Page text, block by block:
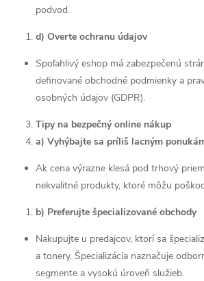
podvod.
d) Overte ochranu údajov
Spoľahlivý eshop má zabezpečenú
definované obchodné podmienky a
osobných údajov (GDPR).
Tipy na bezpečný online nákup
a) Vyhýbajte sa príliš lacným
Ak cena výrazne klesá pod trhový
nekvalitné produkty, ktoré môžu
b) Preferujte špecializované obchody
Nakupujte u predajcov, ktorí sa
a tonery. Špecializácia naznačuje
segmente a vysokú úroveň služieb.